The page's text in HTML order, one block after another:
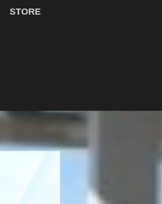
STORE